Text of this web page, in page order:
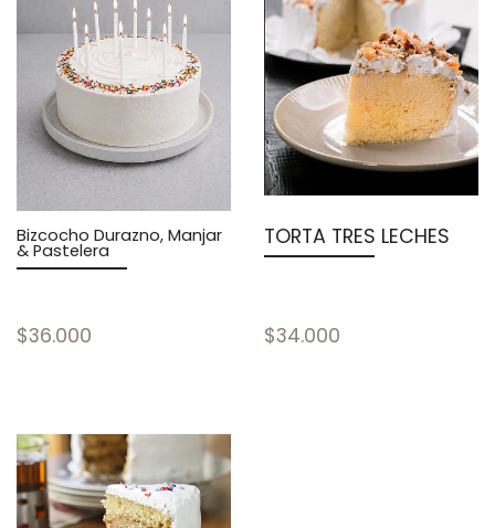
Bizcocho Durazno, Manjar
& Pastelera
$36.000
TORTA TRES LECHES
$34.000